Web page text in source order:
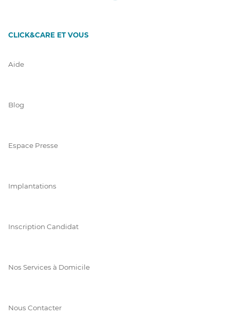
CLICK&CARE ET VOUS
Aide
Blog
Espace Presse
Implantations
Inscription Candidat
Nos Services à Domicile
Nous Contacter